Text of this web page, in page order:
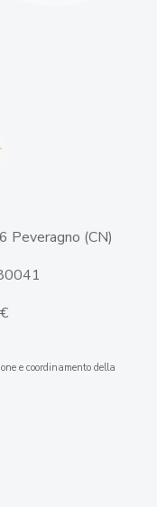
Peveragno (CN)
e coordinamento della